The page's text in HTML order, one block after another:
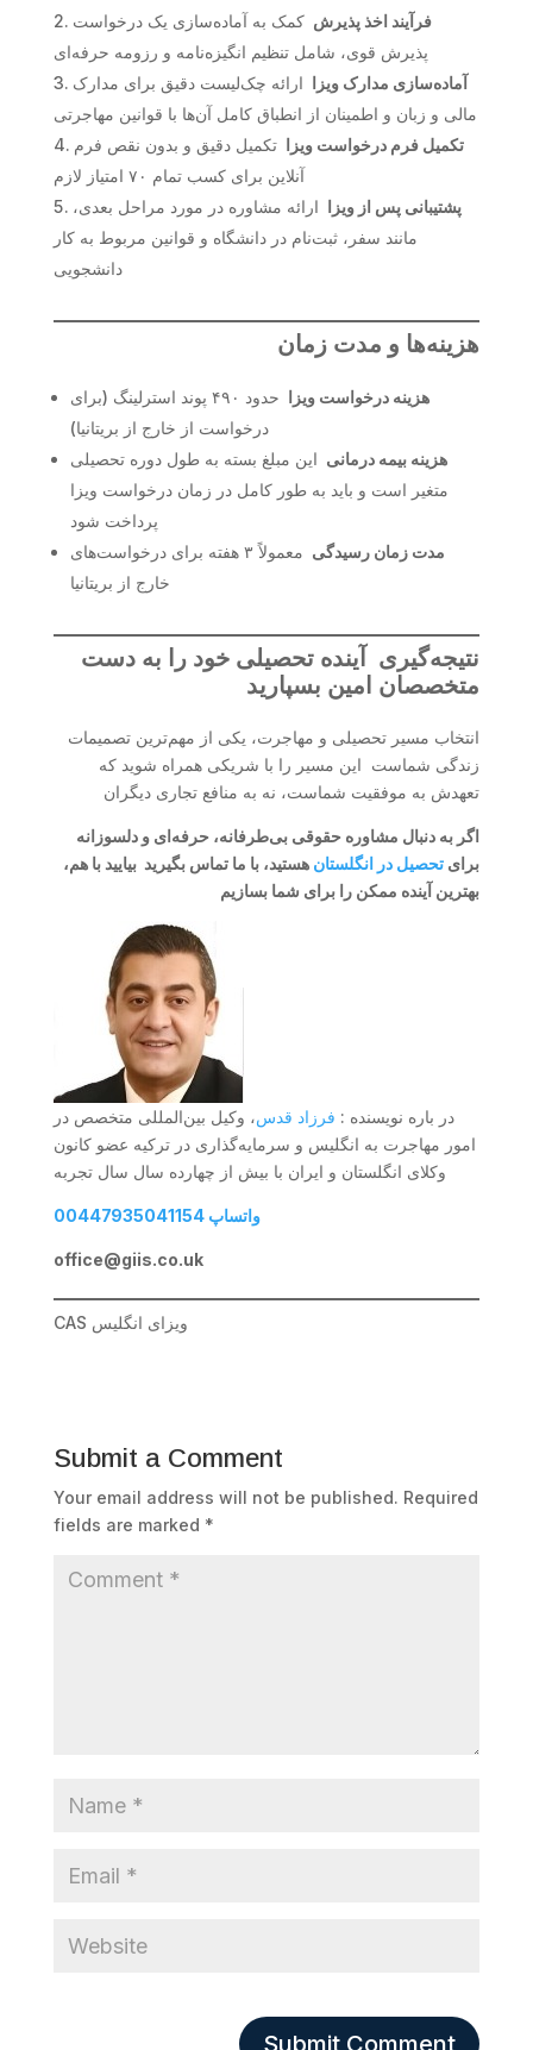
فرآیند اخذ پذیرش کمک به آماده‌سازی یک درخواست
پذیرش قوی، شامل تنظیم انگیزه‌نامه و رزومه حرفه‌ای
آماده‌سازی مدارک ویزا ارائه چک‌لیست دقیق برای مدارک
مالی و زبان و اطمینان از انطباق کامل آن‌ها با قوانین مهاجرتی
تکمیل فرم درخواست ویزا تکمیل دقیق و بدون نقص فرم
آنلاین برای کسب تمام ۷۰ امتیاز لازم
پشتیبانی پس از ویزا ارائه مشاوره در مورد مراحل بعدی،
مانند سفر، ثبت‌نام در دانشگاه و قوانین مربوط به کار
دانشجویی
هزینه‌ها و مدت زمان
هزینه درخواست ویزا
حدود ۴۹۰ پوند استرلینگ (برای
درخواست از خارج از بریتانیا)
هزینه بیمه درمانی این مبلغ بسته به طول دوره تحصیلی
متغیر است و باید به طور کامل در زمان درخواست ویزا
پرداخت شود
مدت زمان رسیدگی
معمولاً ۳ هفته برای درخواست‌های
خارج از بریتانیا
نتیجه‌گیری آینده تحصیلی خود را به دست
متخصصان امین بسپارید
انتخاب مسیر تحصیلی و مهاجرت، یکی از مهم‌ترین تصمیمات
زندگی شماست این مسیر را با شریکی همراه شوید که
تعهدش به موفقیت شماست، نه به منافع تجاری دیگران
اگر به دنبال مشاوره حقوقی بی‌طرفانه، حرفه‌ای و دلسوزانه
برای تحصیل در انگلستان هستید، با ما تماس بگیرید بیایید با هم،
بهترین آینده ممکن را برای شما بسازیم
در باره نویسنده : فرزاد قدس، وکیل بین‌المللی متخصص در
امور مهاجرت به انگلیس و سرمایه‌گذاری در ترکیه عضو کانون
وکلای انگلستان و ایران با بیش از چهارده سال سال تجربه
00447935041154 واتساپ
office@giis.co.uk
CAS ویزای انگلیس
Submit a Comment
Your email address will not be published. Required
fields are marked *